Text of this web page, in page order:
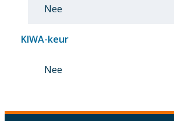
Nee
KIWA-keur
Nee